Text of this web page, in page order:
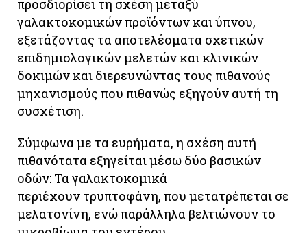
προσδιορίσει τη σχέση μεταξύ
γαλακτοκομικών προϊόντων και ύπνου,
εξετάζοντας τα αποτελέσματα σχετικών
επιδημιολογικών μελετών και κλινικών
δοκιμών και διερευνώντας τους πιθανούς
μηχανισμούς που πιθανώς εξηγούν αυτή τη
συσχέτιση.
Σύμφωνα με τα ευρήματα, η σχέση αυτή
πιθανότατα εξηγείται μέσω δύο βασικών
οδών: Τα γαλακτοκομικά
περιέχουν τρυπτοφάνη, που μετατρέπεται σε
μελατονίνη, ενώ παράλληλα βελτιώνουν το